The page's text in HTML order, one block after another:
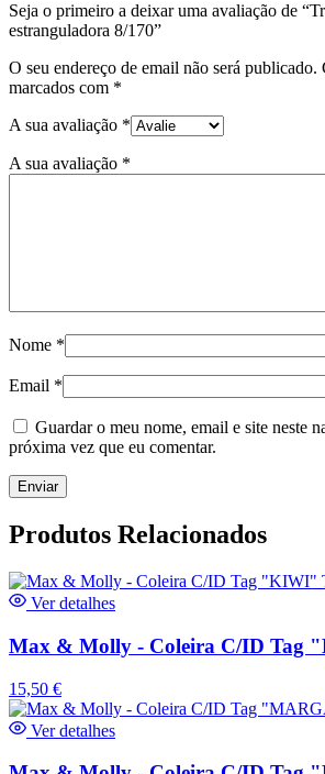
Seja o primeiro a deixar uma avaliação de
estranguladora 8/170”
O seu endereço de email não será publicado.
marcados com *
A sua avaliação *
A sua avaliação *
Nome *
Email *
Guardar o meu nome, email e site neste
próxima vez que eu comentar.
Produtos Relacionados
Ver detalhes
Max & Molly - Coleira C/ID Tag
15,50 €
Ver detalhes